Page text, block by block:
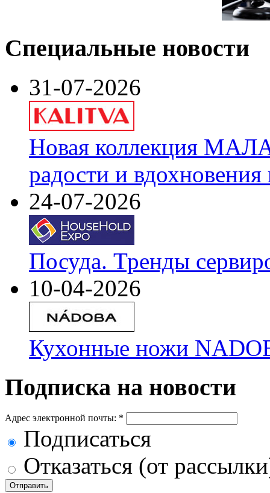
Специальные новости
31-07-2026
Новая коллекция
радости и
24-07-2026
Посуда. Тренды
10-04-2026
Кухонные ножи
Подписка на новости
Адрес электронной почты: *
Подписаться
Отказаться (от